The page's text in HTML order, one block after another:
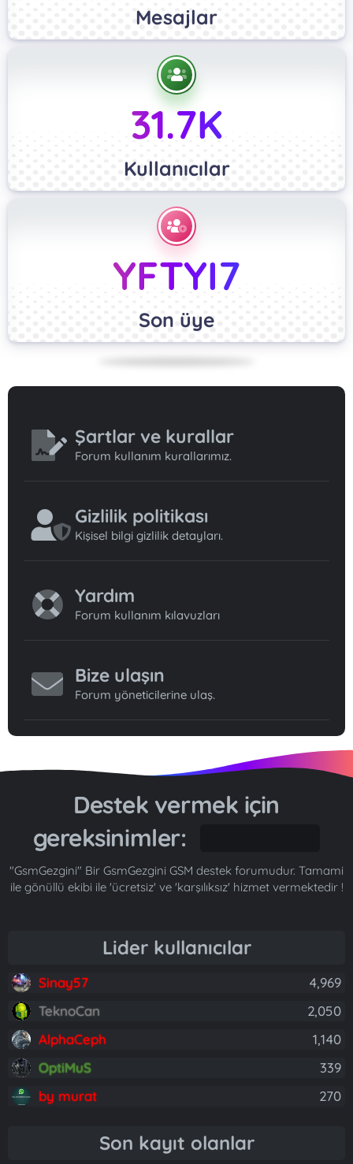
Mesajlar
31.7K
Kullanıcılar
YFTYI7
Son üye
Şartlar ve kurallar
Forum kullanım kurallarımız.
Gizlilik politikası
Kişisel bilgi gizlilik detayları.
Yardım
Forum kullanım kılavuzları
Bize ulaşın
Forum yöneticilerine ulaş.
Destek vermek için
gereksinimler:
"GsmGezgini" Bir GsmGezgini GSM destek forumudur. Tamami
ile gönüllü ekibi ile 'ücretsiz' ve 'karşılıksız' hizmet vermektedir !
Lider kullanıcılar
Sinay57
4,969
TeknoCan
2,050
AlphaCeph
1,140
OptiMuS
339
by murat
270
Son kayıt olanlar